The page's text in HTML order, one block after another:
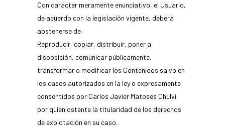
Con carácter meramente enunciativo, el Usuario,
de acuerdo con la legislación vigente, deberá
abstenerse de:
Reproducir, copiar, distribuir, poner a
disposición, comunicar públicamente,
transformar o modificar los Contenidos salvo en
los casos autorizados en la ley o expresamente
consentidos por Carlos Javier Matoses Chulvi
por quien ostente la titularidad de los derechos
de explotación en su caso.